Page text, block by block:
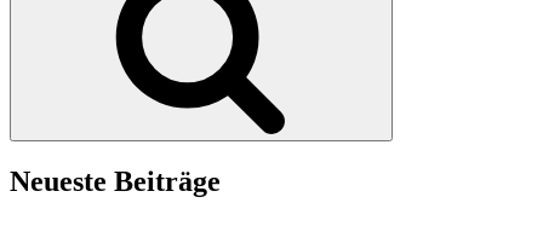
Neueste Beiträge